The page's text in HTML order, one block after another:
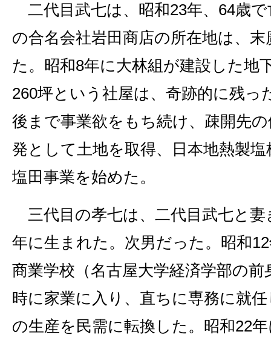
二代目武七は、昭和23年、64歳
の合名会社岩田商店の所在地は、
た。昭和8年に大林組が建設した地
260坪という社屋は、奇跡的に残っ
後まで事業欲をもち続け、疎開先
発として土地を取得、日本地熱製
塩田事業を始めた。
三代目の孝七は、二代目武七と妻
年に生まれた。次男だった。昭和
商業学校（名古屋大学経済学部の
時に家業に入り、直ちに専務に就
の生産を民需に転換した。昭和22